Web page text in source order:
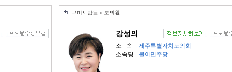
구미사람들 > 도의원
강성의
소 속
제주특별자치도의회
소속당
불어민주당